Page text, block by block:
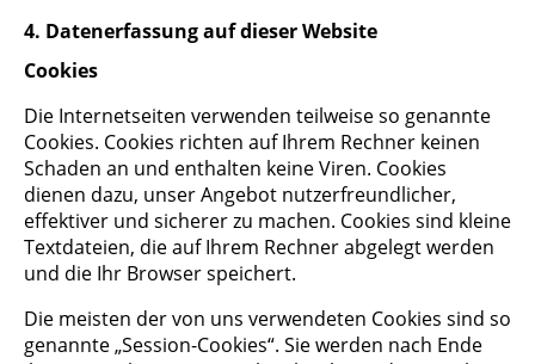
4. Datenerfassung auf dieser Website
Cookies
Die Internetseiten verwenden teilweise so genannte
Cookies. Cookies richten auf Ihrem Rechner keinen
Schaden an und enthalten keine Viren. Cookies
dienen dazu, unser Angebot nutzerfreundlicher,
effektiver und sicherer zu machen. Cookies sind kleine
Textdateien, die auf Ihrem Rechner abgelegt werden
und die Ihr Browser speichert.
Die meisten der von uns verwendeten Cookies sind so
genannte „Session-Cookies“. Sie werden nach Ende